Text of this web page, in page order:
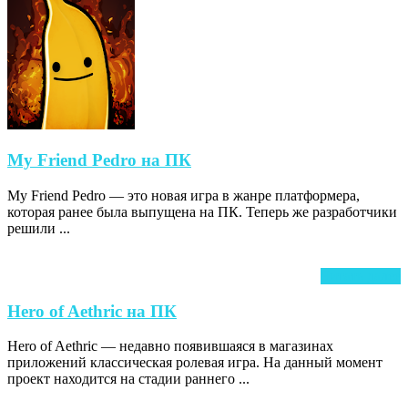
My Friend Pedro на ПКMy
Pedro
на
My Friend Pedro — это новая игра в жанре платформера,
которая ранее была выпущена на ПК. Теперь же разработчики
решили ...
Hero of Aethric на ПКHero
Aethric
на
ПК
Hero of Aethric — недавно появившаяся в магазинах
приложений классическая ролевая игра. На данный момент
проект находится на стадии раннего ...